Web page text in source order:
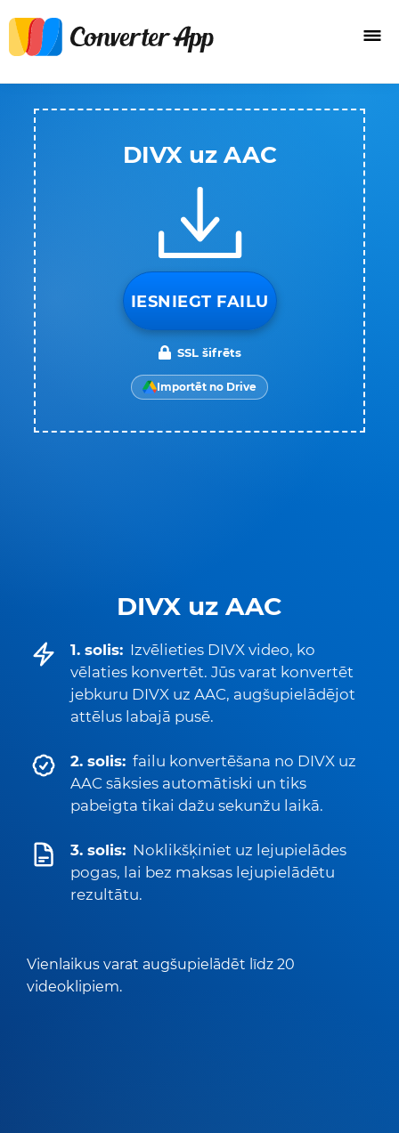
DIVX uz AAC
1. solis: Izvēlieties DIVX video, ko
vēlaties konvertēt. Jūs varat konvertēt
jebkuru DIVX uz AAC, augšupielādējot
attēlus labajā pusē.
2. solis: failu konvertēšana no DIVX uz
AAC sāksies automātiski un tiks
pabeigta tikai dažu sekunžu laikā.
3. solis: Noklikšķiniet uz lejupielādes
pogas, lai bez maksas lejupielādētu
rezultātu.
Vienlaikus varat augšupielādēt līdz 20
videoklipiem.
DIVX uz AAC
IESNIEGT FAILU
SSL šifrēts
Importēt no Drive